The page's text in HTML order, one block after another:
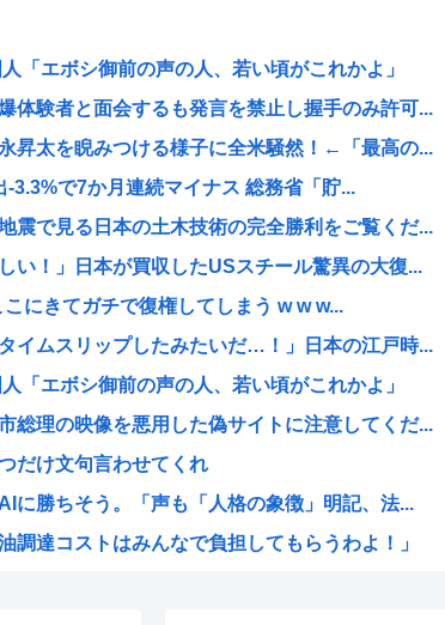
人「エボシ御前の声の人、若い頃がこれかよ」
体験者と面会するも発言を禁止し握手のみ許可...
昇太を睨みつける様子に全米騒然！←「最高の...
-3.3%で7か月連続マイナス 総務省「貯...
震で見る日本の土木技術の完全勝利をご覧くだ...
い！」日本が買収したUSスチール驚異の大復...
にきてガチで復権してしまう w w w...
イムスリップしたみたいだ…！」日本の江戸時...
人「エボシ御前の声の人、若い頃がこれかよ」
総理の映像を悪用した偽サイトに注意してくだ...
だけ文句言わせてくれ
に勝ちそう。「声も「人格の象徴」明記、法...
調達コストはみんなで負担してもらうわよ！」